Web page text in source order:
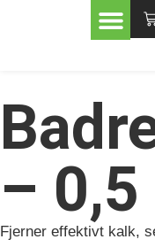
– 0,5 l
Fjerner effektivt kalk,